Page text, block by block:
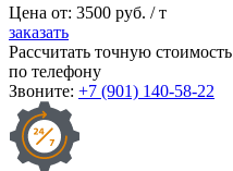
Цена от: 3500 руб. / т
заказать
Рассчитать точную
по телефону
Звоните: +7 (901) 140-58-22